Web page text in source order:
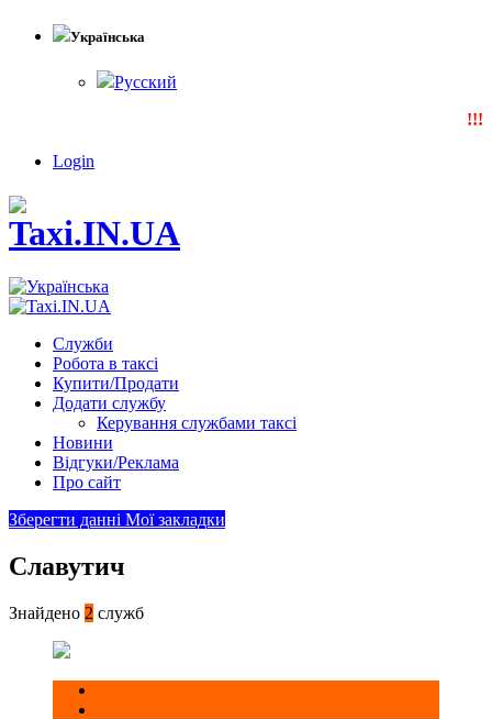
Українська
Русский
Login
Служби
Робота в таксі
Купити/Продати
Додати службу
Керування службами таксі
Новини
Відгуки/Реклама
Про сайт
Зберегти данні Мої закладки
Славутич
Знайдено 2 служб